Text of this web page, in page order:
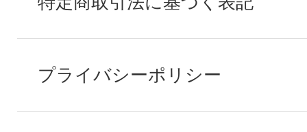
プライバシーポリシー